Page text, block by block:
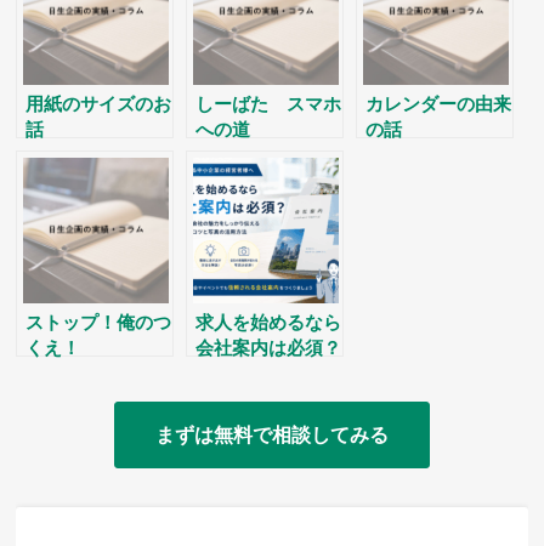
用紙のサイズのお
話
しーばた スマホ
への道
カレンダーの由来
の話
ストップ！俺のつ
くえ！
求人を始めるなら
会社案内は必須？
動で会社案内を作
るべき理由と原稿
作成のコツ
まずは無料で相談してみる